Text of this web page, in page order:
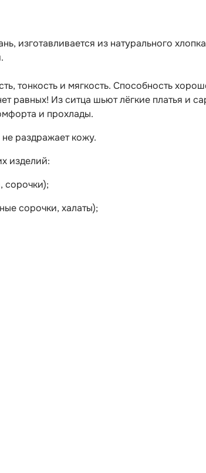
изготавливается из натурального
тонкость и мягкость. Способность
равных! Из ситца шьют лёгкие платья
и прохлады.
раздражает кожу.
изделий:
сорочки);
сорочки, халаты);